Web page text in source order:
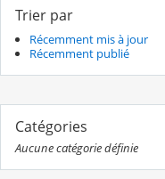
Trier par
Récemment mis à jour
Récemment publié
Catégories
Aucune catégorie définie